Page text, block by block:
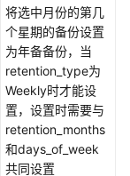
将选中月份的第几
个星期的备份设置
为年备备份，当
retention_type为
Weekly时才能设
置，设置时需要与
retention_months
和days_of_week
共同设置